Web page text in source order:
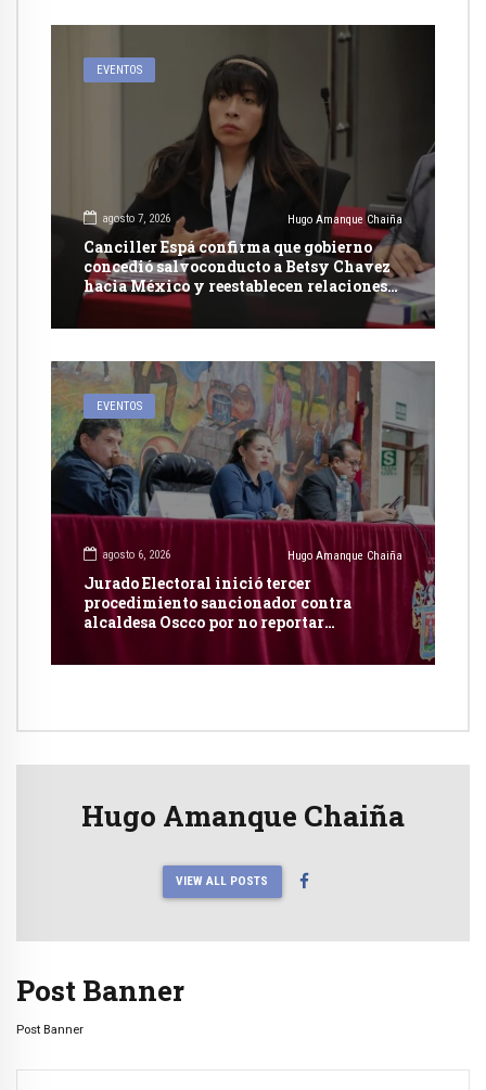
EVENTOS
agosto 7, 2026 Hugo Amanque Chaiña
Canciller Espá confirma que gobierno
concedió salvoconducto a Betsy Chavez
hacia México y reestablecen relaciones
con dicho país
EVENTOS
agosto 6, 2026 Hugo Amanque Chaiña
Jurado Electoral inició tercer
procedimiento sancionador contra
alcaldesa Oscco por no reportar
Hugo Amanque Chaiña
VIEW ALL POSTS
Post Banner
Post Banner